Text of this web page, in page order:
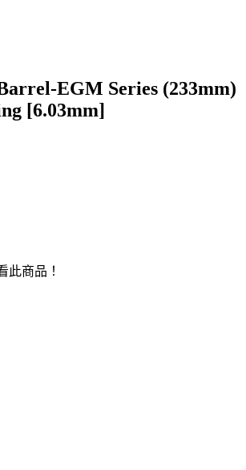
EGM Series (233mm)
[6.03mm]
此商品！